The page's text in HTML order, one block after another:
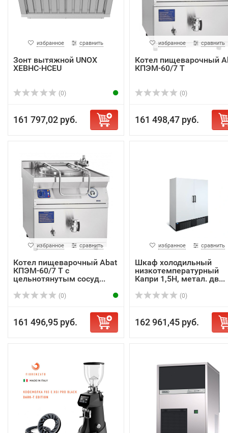
избранное сравнить
Зонт вытяжной UNOX
XEBHC-HCEU
(0)
161 797,02 руб.
избранное сравнить
Котел пищеварочный
КПЭМ-60/7 Т
(0)
161 498,47 руб.
избранное сравнить
Котел пищеварочный Abat
КПЭМ-60/7 Т с
цельнотянутым сосуд...
(0)
161 496,95 руб.
избранное сравнить
Шкаф холодильный
низкотемпературный
Капри 1,5Н, метал. дв...
(0)
162 961,45 руб.